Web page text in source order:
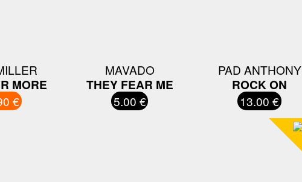
MORE
€
MAVADO
THEY FEAR ME
5.00 €
PAD ANTHONY
ROCK ON
13.00 €